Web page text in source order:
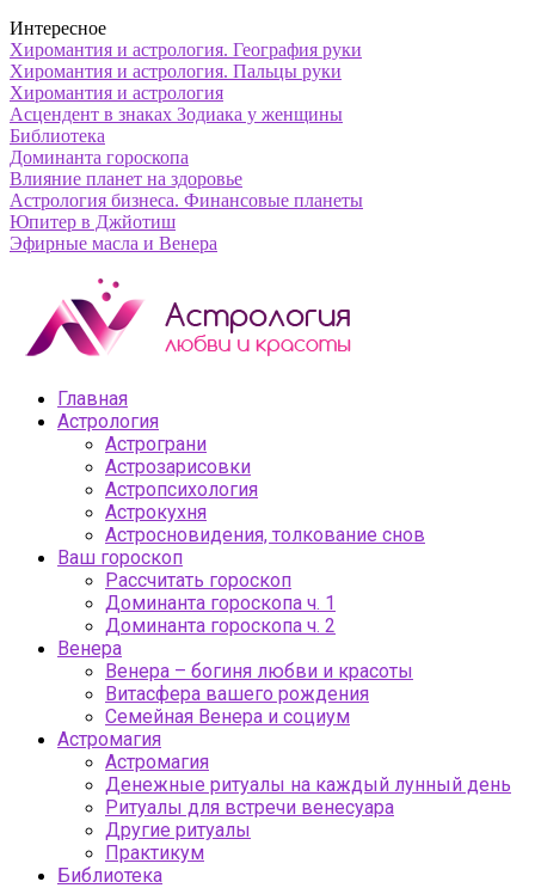
Интересное
Хиромантия и астрология. География руки
Хиромантия и астрология. Пальцы руки
Хиромантия и астрология
Асцендент в знаках Зодиака у женщины
Библиотека
Доминанта гороскопа
Влияние планет на здоровье
Астрология бизнеса. Финансовые планеты
Юпитер в Джйотиш
Эфирные масла и Венера
Главная
Астрология
Астрограни
Астрозарисовки
Астропсихология
Астрокухня
Астросновидения, толкование снов
Ваш гороскоп
Рассчитать гороскоп
Доминанта гороскопа ч. 1
Доминанта гороскопа ч. 2
Венера
Венера – богиня любви и красоты
Витасфера вашего рождения
Семейная Венера и социум
Астромагия
Астромагия
Денежные ритуалы на каждый лунный день
Ритуалы для встречи венесуара
Другие ритуалы
Практикум
Библиотека